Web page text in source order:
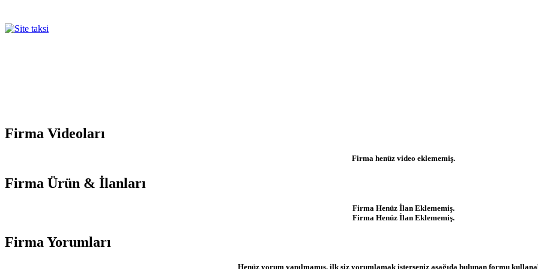
Firma Videoları
Firma henüz video eklememiş.
Firma Ürün & İlanları
Firma Henüz İlan Eklememiş.
Firma Henüz İlan Eklememiş.
FirmaYorumları
Henüz yorum yapılmamış, ilk siz yorumlamak isterseniz aşağıda bulunan formu